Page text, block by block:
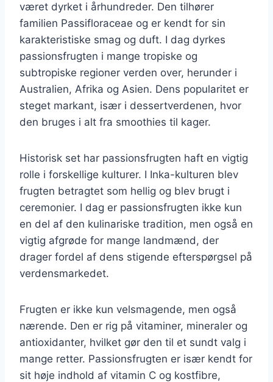
været dyrket i århundreder. Den tilhører
familien Passifloraceae og er kendt for sin
karakteristiske smag og duft. I dag dyrkes
passionsfrugten i mange tropiske og
subtropiske regioner verden over, herunder i
Australien, Afrika og Asien. Dens popularitet er
steget markant, især i dessertverdenen, hvor
den bruges i alt fra smoothies til kager.
Historisk set har passionsfrugten haft en vigtig
rolle i forskellige kulturer. I Inka-kulturen blev
frugten betragtet som hellig og blev brugt i
ceremonier. I dag er passionsfrugten ikke kun
en del af den kulinariske tradition, men også en
vigtig afgrøde for mange landmænd, der
drager fordel af dens stigende efterspørgsel på
verdensmarkedet.
Frugten er ikke kun velsmagende, men også
nærende. Den er rig på vitaminer, mineraler og
antioxidanter, hvilket gør den til et sundt valg i
mange retter. Passionsfrugten er især kendt for
sit høje indhold af vitamin C og kostfibre,